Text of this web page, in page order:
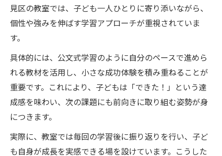
見区の教室では、子ども一人ひとりに寄り添いながら、
個性や強みを伸ばす学習アプローチが重視されていま
す。
具体的には、公文式学習のように自分のペースで進めら
れる教材を活用し、小さな成功体験を積み重ねることが
重要です。これにより、子どもは「できた！」という達
成感を味わい、次の課題にも前向きに取り組む姿勢が身
につきます。
実際に、教室では毎回の学習後に振り返りを行い、子ど
も自身が成長を実感できる場を設けています。こうした